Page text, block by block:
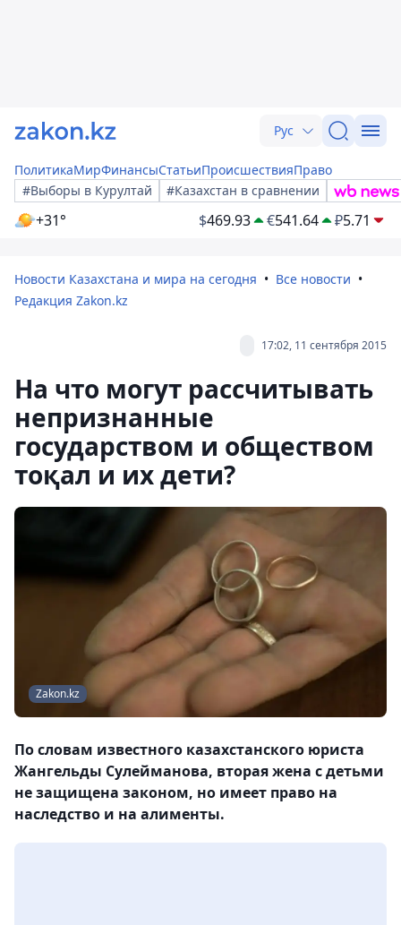
Рус
ПолитикаМирФинансыСтатьиПроисшествияПраво
#Выборы в Курултай
#Казахстан в сравнении
+31° $469.93 €541.64 ₽5.71
Новости Казахстана и мира на сегодня
Все новости
Редакция Zakon.kz
17:02, 11 сентября 2015
На что могут рассчитывать
непризнанные
государством и обществом
тоқал и их дети?
Zakon.kz
По словам известного казахстанского юриста
Жангельды Сулейманова, вторая жена с детьми
не защищена законом, но имеет право на
наследство и на алименты.